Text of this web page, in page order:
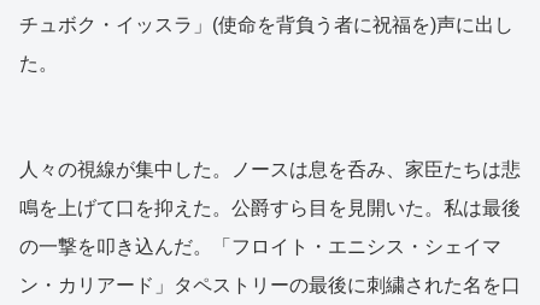
チュボク・イッスラ」(使命を背負う者に祝福を)声に出し
た。
人々の視線が集中した。ノースは息を呑み、家臣たちは悲
鳴を上げて口を抑えた。公爵すら目を見開いた。私は最後
の一撃を叩き込んだ。「フロイト・エニシス・シェイマ
ン・カリアード」タペストリーの最後に刺繍された名を口